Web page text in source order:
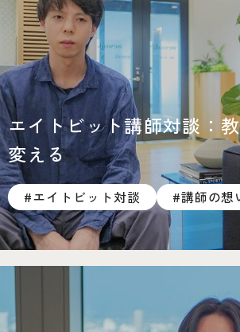
エイトビット講師対談：
変える
#エイトビット対談 #講師の想